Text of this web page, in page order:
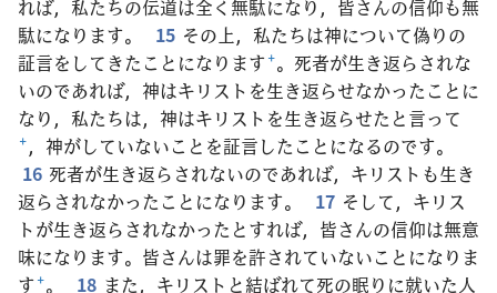
れば，私たちの伝道は全く無駄になり，皆さんの信仰も無
駄になります。
15 その上，私たちは神について偽りの
証言をしてきたことになります+。死者が生き返らされな
いのであれば，神はキリストを生き返らせなかったことに
なり，私たちは，神はキリストを生き返らせたと言って
+，神がしていないことを証言したことになるのです。
16 死者が生き返らされないのであれば，キリストも生き
返らされなかったことになります。
17 そして，キリス
トが生き返らされなかったとすれば，皆さんの信仰は無意
味になります。皆さんは罪を許されていないことになりま
す+。 18 また，キリストと結ばれて死の眠りに就いた人